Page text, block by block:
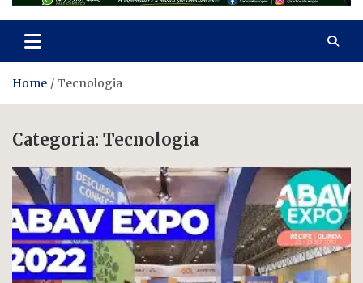
Home Tecnologia
Categoria: Tecnologia